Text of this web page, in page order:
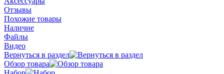
Отзывы
Похожие товары
Наличие
Файлы
Видео
Вернуться в раздел
Обзор товара